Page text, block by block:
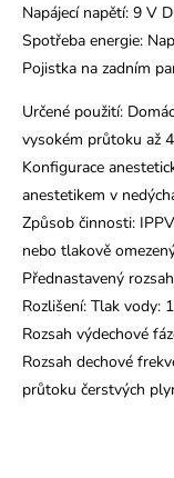
Napájecí napětí: 9 V
Spotřeba energie:
Pojistka na zadním
Určené použití:
vysokém průtoku až
Konfigurace
anestetikem v
Způsob činnosti:
nebo tlakově
Přednastavený
Rozlišení: Tlak vody:
Rozsah výdechové
Rozsah dechové
průtoku čerstvých